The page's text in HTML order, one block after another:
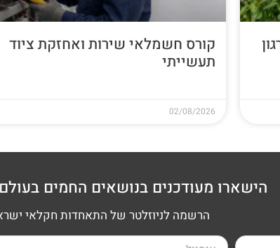
קורס חשמלאי שירות ואחזקת ציוד
תעשייתי
02/08/2026
הישארו מעודכנים בנושאים החמים
הרשמה לניוזלטר של התאחדות חקלאי